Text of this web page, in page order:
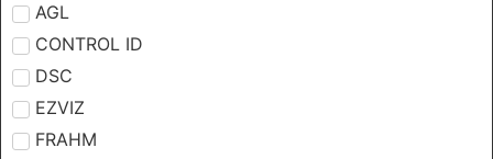
AGL
CONTROL ID
DSC
EZVIZ
FRAHM